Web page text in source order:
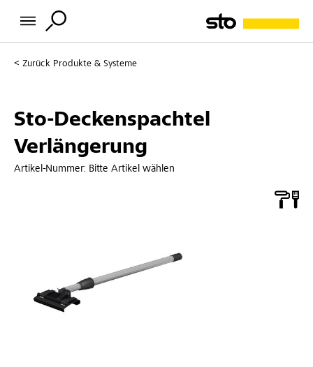
Zurück Produkte & Systeme
Sto-Deckenspachtel
Verlängerung
Artikel-Nummer: Bitte Artikel wählen